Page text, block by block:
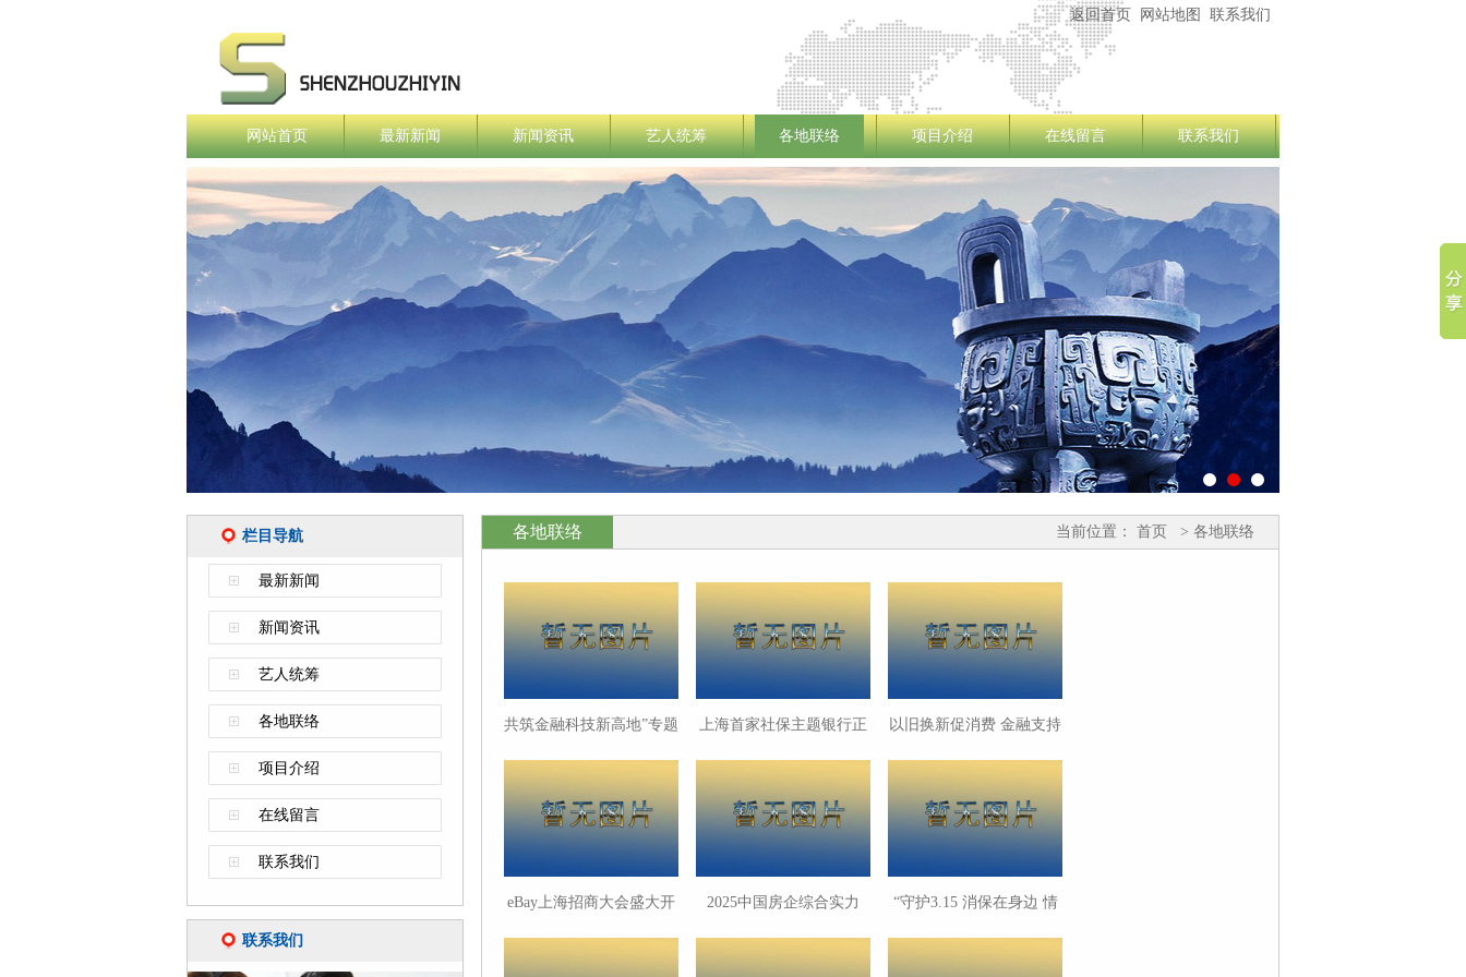
返回首页 网站地图 联系我们
网站首页 最新新闻 新闻资讯 艺人统筹 各地联络 项目介绍 在线留言 联系我们
栏目导航
最新新闻
新闻资讯
艺人统筹
各地联络
项目介绍
在线留言
联系我们
联系我们
各地联络 当前位置： 首页 > 各地联络
共筑金融科技新高地”专题
上海首家社保主题银行正
以旧换新促消费 金融支持
eBay上海招商大会盛大开
2025中国房企综合实力
“守护3.15 消保在身边 情